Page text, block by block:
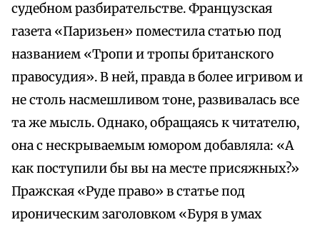
судебном разбирательстве. Французская
газета «Паризьен» поместила статью под
названием «Тропи и тропы британского
правосудия». В ней, правда в более игривом и
не столь насмешливом тоне, развивалась все
та же мысль. Однако, обращаясь к читателю,
она с нескрываемым юмором добавляла: «А
как поступили бы вы на месте присяжных?»
Пражская «Руде право» в статье под
ироническим заголовком «Буря в умах